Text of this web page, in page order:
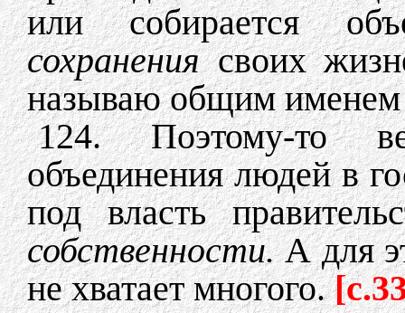
или собирается
сохранениясвоих
называю общим именем
124. Поэтому-то
объединения людей в
под власть
собственности.А для
не хватает многого.